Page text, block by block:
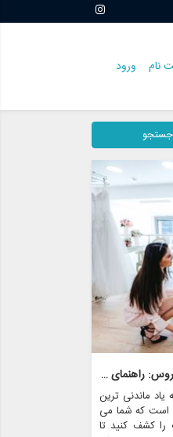
نام ورود
جستجو
نکاتی برای منظم ماندن در هنگام خرید لباس عروس: راهنمای عروس
ماندنی ترین
است که شما می
کشف کنید تا